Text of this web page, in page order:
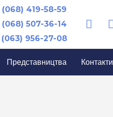
(068) 419-58-59
(068) 507-36-14
(063) 956-27-08
Представництва Контакти